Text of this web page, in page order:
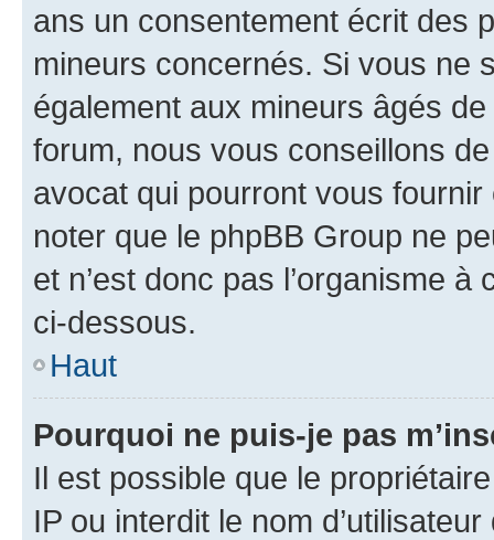
ans un consentement écrit des
mineurs concernés. Si vous ne
également aux mineurs âgés
forum, nous vous conseillons
avocat qui pourront vous
noter que le phpBB Group ne
et n’est donc pas l’organisme
ci-dessous.
Haut
Pourquoi ne puis-je pas
Il est possible que le
IP ou interdit le nom